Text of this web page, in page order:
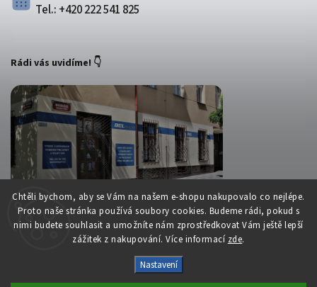
Chtěli bychom, aby se Vám na našem e-shopu nakupovalo co nejlépe.
Proto naše stránka používá soubory cookies. Budeme rádi, pokud s
nimi budete souhlasit a umožníte nám zprostředkovat Vám ještě lepší
zážitek z nakupování. Více informací zde.
Nastavení
Tel.: +420 222 541 825
Rádi vás uvidíme! 👇
Belsport.cz. Všechna práva vyhrazena.
Upravit nastavení cookies